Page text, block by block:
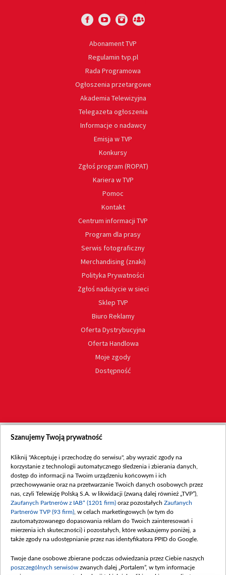
Abonament TVP
Regulamin tvp.pl
Rada Programowa
Ogłoszenia przetargowe
Akademia Telewizyjna
Telegazeta ogłoszenia
Informacje o nadawcy
Emisja w TVP
Konkursy
Zgłoś program (ROPAT)
Kariera w TVP
Pomoc
Kontakt
Centrum informacji TVP
Program dla prasy
Serwis fotograficzny
Merchandising (znaki)
Polityka Prywatności
Zgłoś nadużycie w sieci
Sklep TVP
Biuro Reklamy
Oferta Dystrybucyjna
Oferta Handlowa
Moje zgody
Dostępność
Szanujemy Twoją prywatność
Kliknij "Akceptuję i przechodzę do serwisu", aby wyrazić zgody na
korzystanie z technologii automatycznego śledzenia i zbierania danych,
dostęp do informacji na Twoim urządzeniu końcowym i ich
przechowywanie oraz na przetwarzanie Twoich danych osobowych przez
nas, czyli Telewizję Polską S.A. w likwidacji (zwaną dalej również „TVP”),
Zaufanych Partnerów z IAB* (1201 firm) oraz pozostałych Zaufanych
Partnerów TVP (93 firm) , w celach marketingowych (w tym do
zautomatyzowanego dopasowania reklam do Twoich zainteresowań i
mierzenia ich skuteczności) i pozostałych, które wskazujemy poniżej, a
także zgody na udostępnianie przez nas identyfikatora PPID do Google.
Twoje dane osobowe zbierane podczas odwiedzania przez Ciebie naszych
poszczególnych serwisów zwanych dalej „Portalem”, w tym informacje